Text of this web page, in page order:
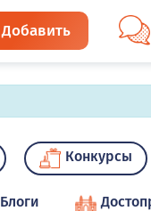
Добавить
Конкурсы
Блоги